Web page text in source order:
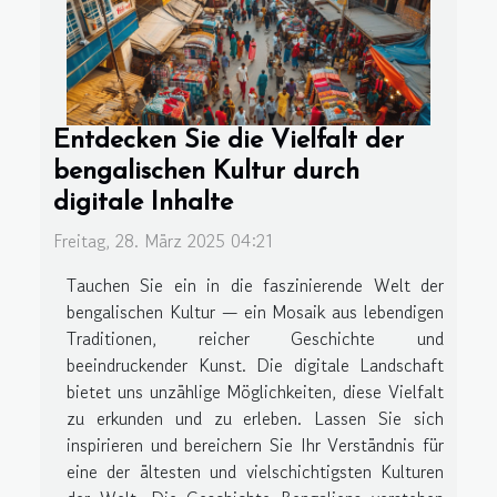
Entdecken Sie die Vielfalt der
bengalischen Kultur durch
digitale Inhalte
Freitag, 28. März 2025 04:21
Tauchen Sie ein in die faszinierende Welt der
bengalischen Kultur — ein Mosaik aus lebendigen
Traditionen, reicher Geschichte und
beeindruckender Kunst. Die digitale Landschaft
bietet uns unzählige Möglichkeiten, diese Vielfalt
zu erkunden und zu erleben. Lassen Sie sich
inspirieren und bereichern Sie Ihr Verständnis für
eine der ältesten und vielschichtigsten Kulturen